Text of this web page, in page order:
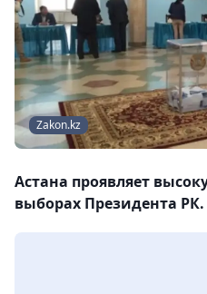
Zakon.kz
Астана проявляет
выборах Президента РК.